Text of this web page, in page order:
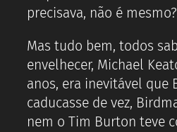
precisava, não é mesmo?
Mas tudo bem, todos
envelhecer, Michael
anos, era inevitável que
caducasse de vez,
nem o Tim Burton teve